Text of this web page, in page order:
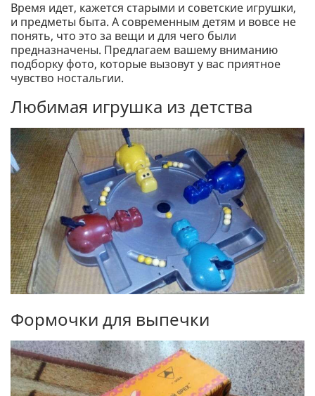
Время идет, кажется старыми и советские игрушки,
и предметы быта. А современным детям и вовсе не
понять, что это за вещи и для чего были
предназначены. Предлагаем вашему вниманию
подборку фото, которые вызовут у вас приятное
чувство ностальгии.
Любимая игрушка из детства
Формочки для выпечки